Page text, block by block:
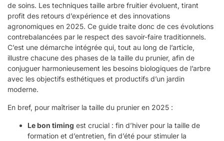
de soins. Les techniques taille arbre fruitier évoluent, tirant
profit des retours d’expérience et des innovations
agronomiques en 2025. Ce guide traite donc de ces évolutions
contrebalancées par le respect des savoir-faire traditionnels.
C’est une démarche intégrée qui, tout au long de l’article,
illustre chacune des phases de la taille du prunier, afin de
conjuguer harmonieusement les besoins biologiques de l’arbre
avec les objectifs esthétiques et productifs d’un jardin
moderne.
En bref, pour maîtriser la taille du prunier en 2025 :
Le bon timing est crucial : fin d’hiver pour la taille de
formation et d’entretien, fin d’été pour stimuler la